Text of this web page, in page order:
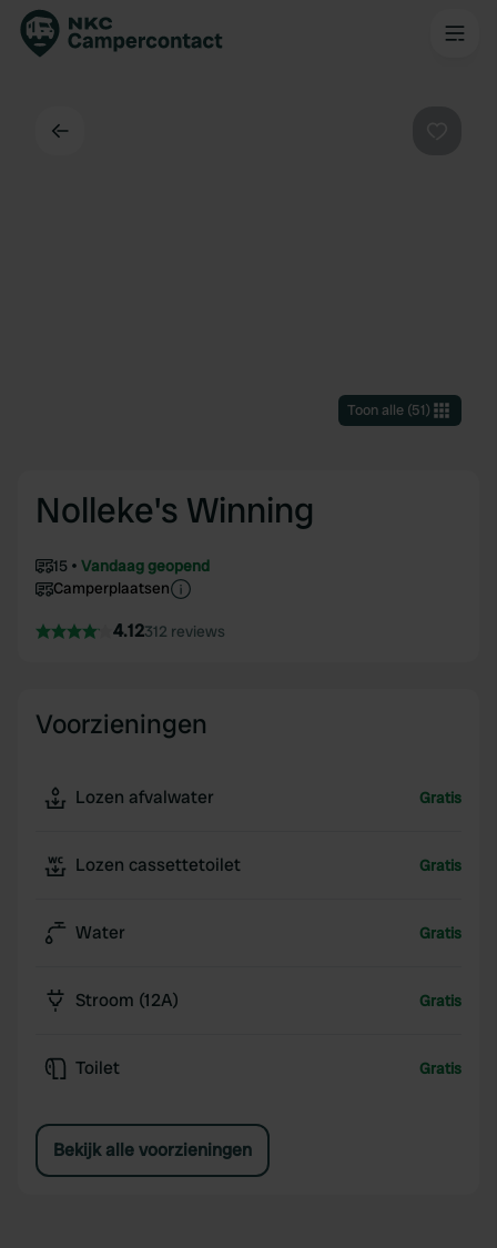
Toon alle(51)
Nolleke's Winning
15
Vandaag geopend
Camperplaatsen
4.12312 reviews
Voorzieningen
Lozen afvalwater Gratis
Lozen cassettetoilet Gratis
Water Gratis
Stroom (12A) Gratis
Toilet Gratis
Bekijk alle voorzieningen